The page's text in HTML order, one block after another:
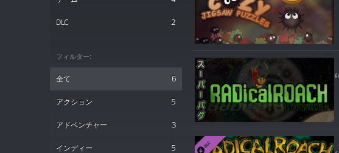
DLC 2
フィルター:
全て 6
アクション 5
アドベンチャー 3
インディー 5